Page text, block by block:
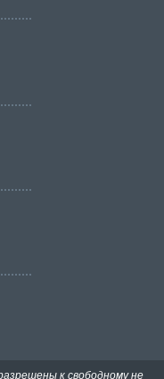
к свободному не